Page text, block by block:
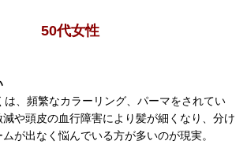
50代女性
は、頻繁なカラーリング、パーマをされてい
や頭皮の血行障害により髪が細くなり、分け
が出なく悩んでいる方が多いのが現実。